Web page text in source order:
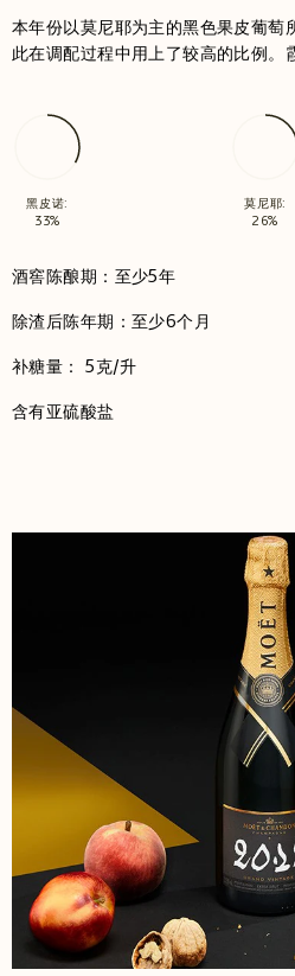
本年份以莫尼耶为主的黑色果皮葡萄
此在调配过程中用上了较高的比例。
黑皮诺:
33%
莫尼耶:
26%
酒窖陈酿期：至少5年
除渣后陈年期：至少6个月
补糖量： 5克/升
含有亚硫酸盐